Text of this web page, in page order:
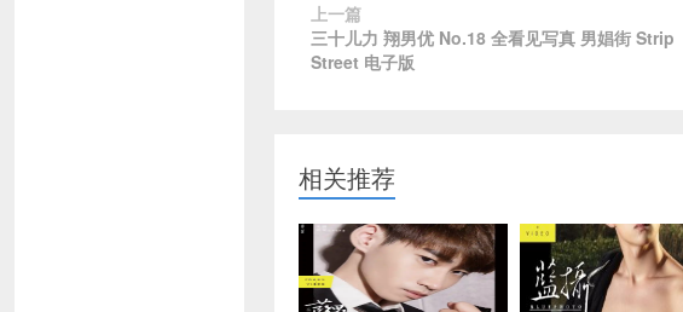
上一篇
三十儿力 翔男优 No.18 全看见写真 男娼街 Strip
Street 电子版
相关推荐